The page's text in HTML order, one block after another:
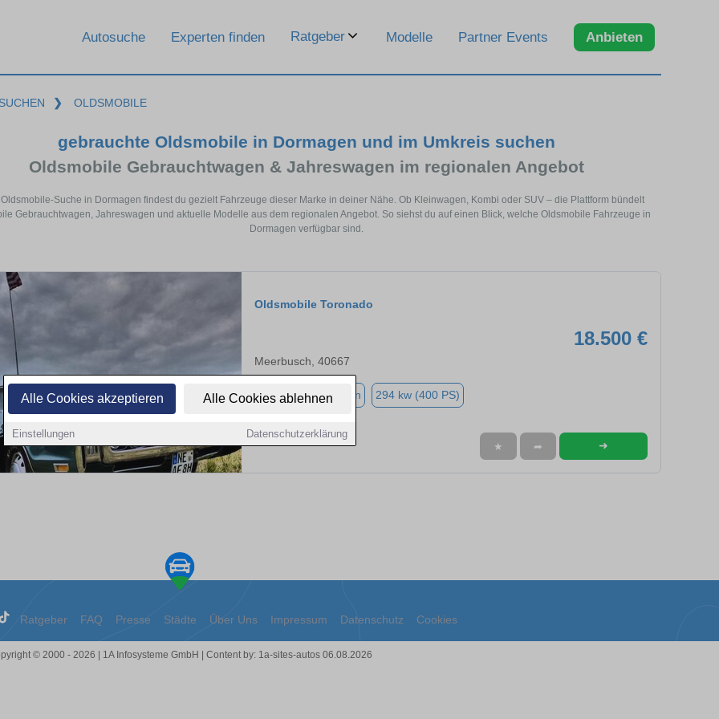
Alle Cookies akzeptieren Alle Cookies ablehnen
Einstellungen Datenschutzerklärung
Autosuche Experten finden Ratgeber Modelle Partner Events Anbieten
❯ OLDSMOBILE
gebrauchte Oldsmobile in Dormagen und im Umkreis suchen
Oldsmobile Gebrauchtwagen & Jahreswagen im regionalen Angebot
Suche in Dormagen findest du gezielt Fahrzeuge dieser Marke in deiner Nähe. Ob Kleinwagen, Kombi oder SUV – die Plattform bündelt
Gebrauchtwagen, Jahreswagen und aktuelle Modelle aus dem regionalen Angebot. So siehst du auf einen Blick, welche Oldsmobile Fahrzeuge in
Dormagen verfügbar sind.
Oldsmobile Toronado
18.500 €
Meerbusch, 40667
58.000 km Benzin 294 kw (400 PS)
★ ➦ ➜
Ratgeber FAQ Presse Städte Über Uns Impressum Datenschutz Cookies
© 2000 - 2026 | 1A Infosysteme GmbH | Content by: 1a-sites-autos 06.08.2026